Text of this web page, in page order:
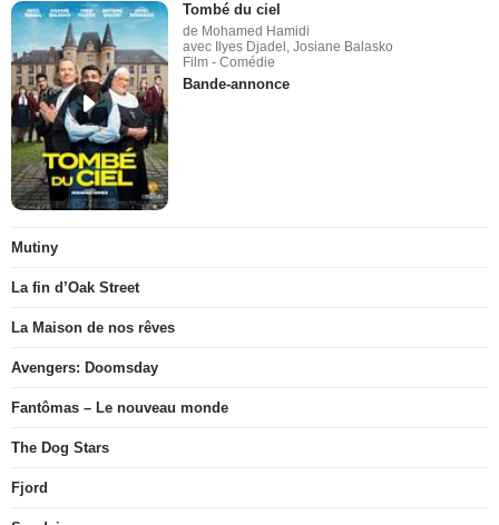
Tombé du ciel
de Mohamed Hamidi
avec Ilyes Djadel, Josiane Balasko
Film - Comédie
Bande-annonce
Mutiny
La fin d’Oak Street
La Maison de nos rêves
Avengers: Doomsday
Fantômas – Le nouveau monde
The Dog Stars
Fjord